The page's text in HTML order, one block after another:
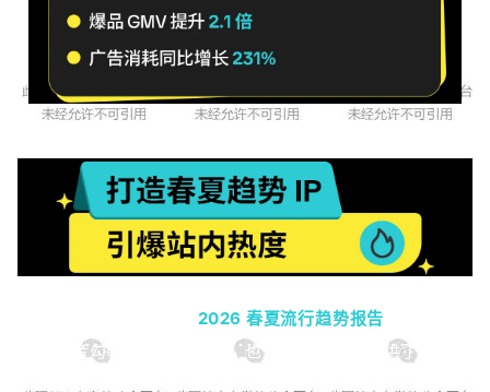
2026 春夏流行趋势报告
消费者勾勒春日穿搭图谱，也为品牌春上新提供了清晰